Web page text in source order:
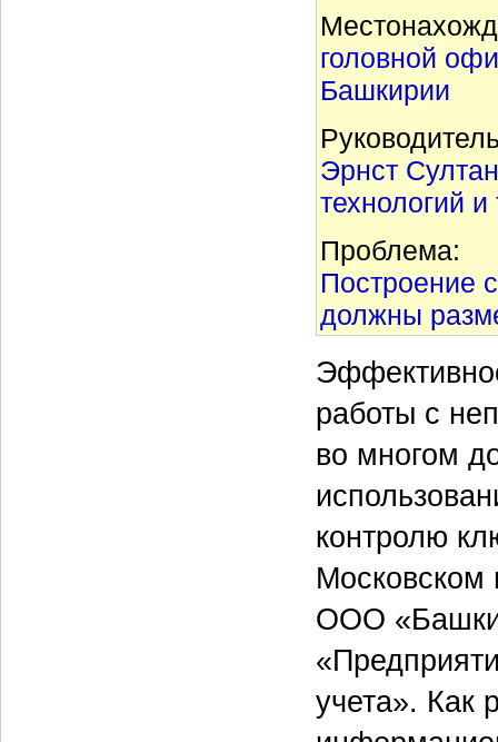
головной
Башкирии
Эрнст
технологий
Проблема:
Построение
должны
работы с
во многом
контролю
Московском
ООО
учета». Как